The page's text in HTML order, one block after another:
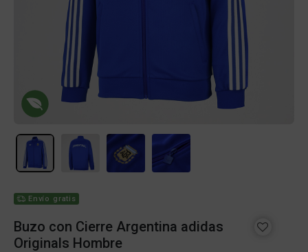
Envío gratis
Buzo con Cierre Argentina adidas
Originals Hombre